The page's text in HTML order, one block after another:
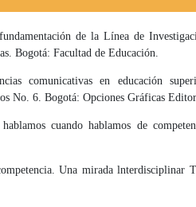
de la Línea de
Bogotá: Facultad de Educación.
comunicativas en educación
No. 6. Bogotá: Opciones Gráficas
cuando hablamos de
Una mirada lnterdisciplinar